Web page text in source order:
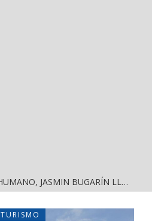
CON GRAN CALOR HUMANO, JASMIN BUGARÍN LLEVA A LAS VARAS, COMPOSTELA, EL MENSAJE DE LA DEFENSA DE LA TRANSFORMACIÓN Y LA SOBERANÍA
TURISMO